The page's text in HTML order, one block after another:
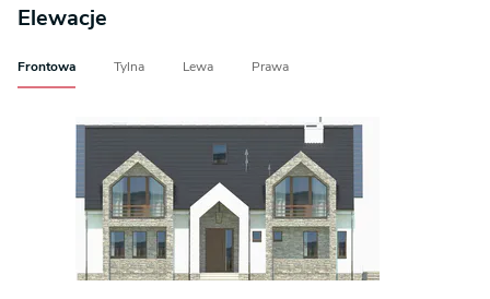
Elewacje
Frontowa Tylna Lewa Prawa